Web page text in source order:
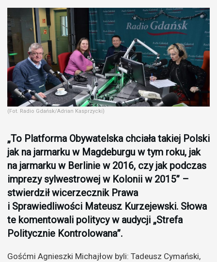
(Fot. Radio Gdańsk/Adrian Kasprzycki)
„To Platforma Obywatelska chciała takiej Polski
jak na jarmarku w Magdeburgu w tym roku, jak
na jarmarku w Berlinie w 2016, czy jak podczas
imprezy sylwestrowej w Kolonii w 2015” –
stwierdził wicerzecznik Prawa
i Sprawiedliwości Mateusz Kurzejewski. Słowa
te komentowali politycy w audycji „Strefa
Politycznie Kontrolowana”.
Gośćmi Agnieszki Michajłow byli: Tadeusz Cymański,